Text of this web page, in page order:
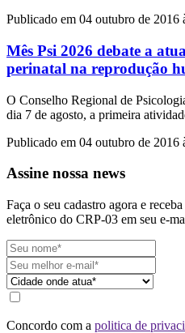
Publicado em 04 outubro de 2016
Mês Psi 2026 debate a
perinatal na reprodução
O Conselho Regional de
dia 7 de agosto, a primeira
Publicado em 04 outubro de 2016
Assine nossa news
Faça o seu cadastro agora e
eletrônico do CRP-03 em seu e-
Concordo com a politica de